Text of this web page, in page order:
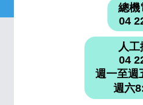
總機
04
人
04
週一至週
週六